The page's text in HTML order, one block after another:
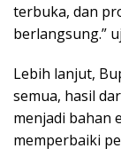
terbuka, dan
berlangsung.”
Lebih lanjut,
semua, hasil
menjadi bahan
memperbaiki